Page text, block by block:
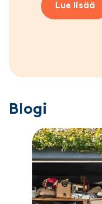
Lue lisää
Blogi